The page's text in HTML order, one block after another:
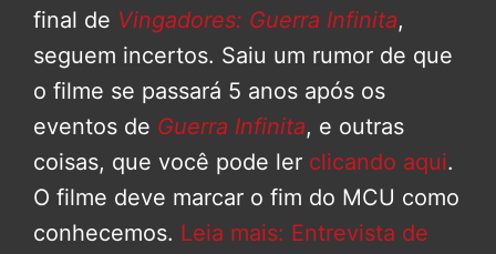
final de Vingadores: Guerra Infinita,
seguem incertos. Saiu um rumor de que
o filme se passará 5 anos após os
eventos de Guerra Infinita, e outras
coisas, que você pode ler clicando aqui.
O filme deve marcar o fim do MCU como
conhecemos. Leia mais: Entrevista de